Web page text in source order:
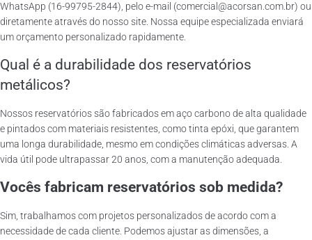
WhatsApp (16-99795-2844), pelo e-mail (comercial@acorsan.com.br) ou
diretamente através do nosso site. Nossa equipe especializada enviará
um orçamento personalizado rapidamente.
Qual é a durabilidade dos reservatórios
metálicos?
Nossos reservatórios são fabricados em aço carbono de alta qualidade
e pintados com materiais resistentes, como tinta epóxi, que garantem
uma longa durabilidade, mesmo em condições climáticas adversas. A
vida útil pode ultrapassar 20 anos, com a manutenção adequada.
Vocês fabricam reservatórios sob medida?
Sim, trabalhamos com projetos personalizados de acordo com a
necessidade de cada cliente. Podemos ajustar as dimensões, a